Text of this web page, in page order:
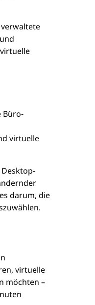
Büro-
virtuelle
darum, die
virtuelle
möchten –